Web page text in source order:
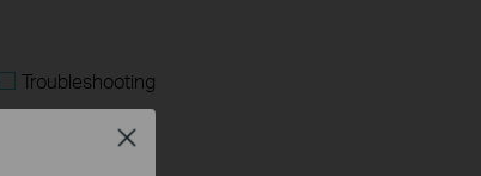
Troubleshooting
Close